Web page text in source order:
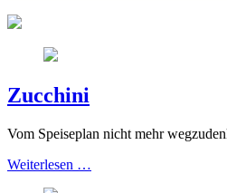
Zucchini
Vom Speiseplan nicht mehr
Weiterlesen …